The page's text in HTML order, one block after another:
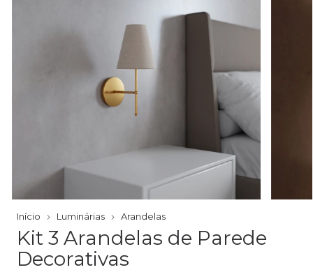
Início Luminárias Arandelas
Kit 3 Arandelas de Parede
Decorativas